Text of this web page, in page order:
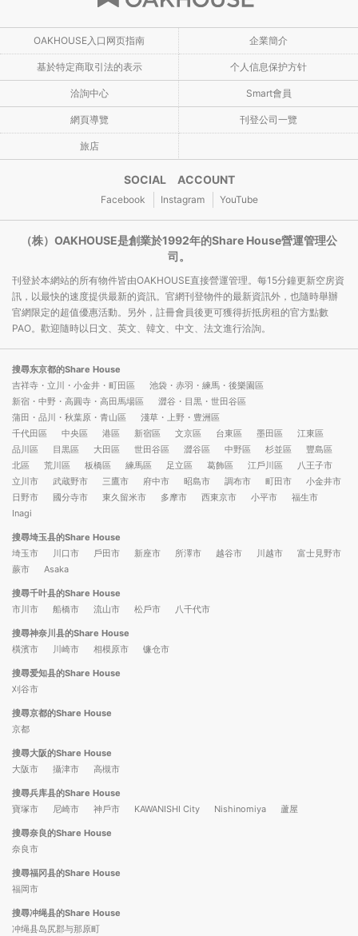
OAKHOUSE入口网页指南 企業簡介
基於特定商取引法的表示 个人信息保护方针
洽詢中心 Smart會員
網頁導覽 刊登公司一覽
旅店
SOCIAL ACCOUNT
Facebook Instagram YouTube
（株）OAKHOUSE是創業於1992年的Share House營運管理公
司。
刊登於本網站的所有物件皆由OAKHOUSE直接營運管理。每15分鐘更新空房資
訊，以最快的速度提供最新的資訊。官網刊登物件的最新資訊外，也隨時舉辦
官網限定的超值優惠活動。另外，註冊會員後更可獲得折抵房租的官方點數
PAO。歡迎隨時以日文、英文、韓文、中文、法文進行洽詢。
搜尋东京都的Share House
吉祥寺・立川・小金井・町田區
池袋・赤羽・練馬・後樂園區
新宿・中野・高圓寺・高田馬場區
澀谷・目黒・世田谷區
蒲田・品川・秋葉原・青山區
淺草・上野・豊洲區
千代田區
中央區 港區 新宿區 文京區 台東區 墨田區
江東區
品川區
目黒區 大田區 世田谷區 澀谷區 中野區 杉並區
豐島區
北區
荒川區 板橋區 練馬區 足立區 葛飾區 江戶川區
八王子市
立川市
武蔵野市 三鷹市 府中市 昭島市 調布市 町田市
小金井市
日野市
國分寺市 東久留米市 多摩市 西東京市 小平市
福生市
Inagi
搜尋埼玉县的Share House
埼玉市
川口市 戶田市 新座市 所澤市 越谷市 川越市
富士見野市
蕨市
Asaka
搜尋千叶县的Share House
市川市
船橋市 流山市 松戶市 八千代市
搜尋神奈川县的Share House
橫濱市
川崎市 相模原市 镰仓市
搜尋爱知县的Share House
刈谷市
搜尋京都的Share House
京都
搜尋大阪的Share House
大阪市
攝津市 高槻市
搜尋兵库县的Share House
寶塚市
尼崎市 神戶市 KAWANISHI City Nishinomiya 蘆屋
搜尋奈良的Share House
奈良市
搜尋福冈县的Share House
福岡市
搜尋冲绳县的Share House
冲绳县岛尻郡与那原町